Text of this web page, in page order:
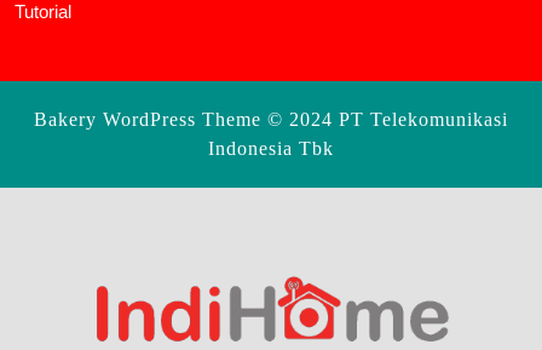
Tutorial
Bakery WordPress Theme © 2024 PT Telekomunikasi
Indonesia Tbk